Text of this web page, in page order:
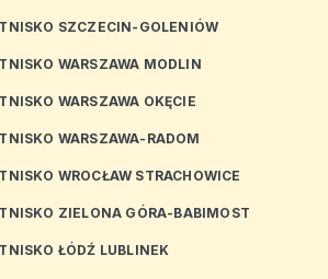
SZCZECIN-GOLENIÓW
WARSZAWA MODLIN
WARSZAWA OKĘCIE
WARSZAWA-RADOM
WROCŁAW STRACHOWICE
ZIELONA GÓRA-BABIMOST
ŁÓDŹ LUBLINEK